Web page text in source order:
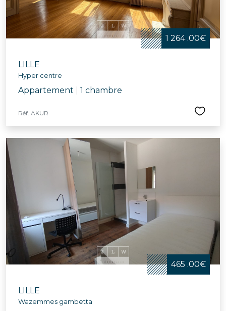
1 264 .00€
LILLE
Hyper centre
Appartement 1 chambre
Réf. AKUR
465 .00€
LILLE
Wazemmes gambetta